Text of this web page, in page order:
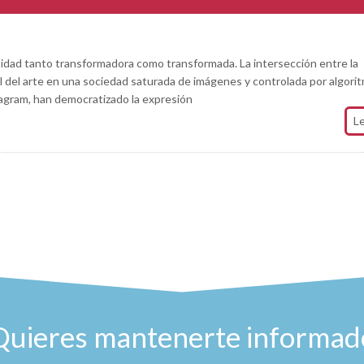
tanto transformadora como transformada. La intersección entre la
arte en una sociedad saturada de imágenes y controlada por
han democratizado la expresión
mantenerte